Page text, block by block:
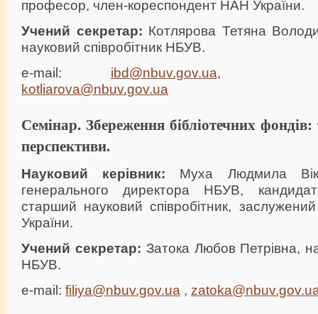
професор, член-кореспондент НАН України.
Учений секретар: Котлярова Тетяна
науковий співробітник НБУВ.
e-mail: ibd@nbuv.gov.ua,
kotliarova@nbuv.gov.ua
Семінар. Збереження бібліотечних фондів:
перспективи.
Науковий керівник: Муха Людмила
генерального директора НБУВ,
старший науковий співробітник,
України.
Учений секретар: Затока Любов Петрівна,
НБУВ.
e-mail: filiya@nbuv.gov.ua ,